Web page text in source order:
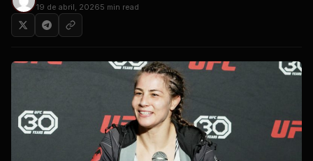
19 de abril, 20265 min read